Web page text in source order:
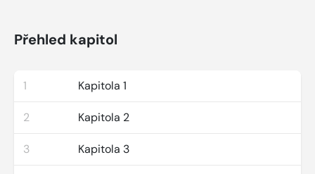
Přehled kapitol
1 Kapitola 1
2 Kapitola 2
3 Kapitola 3